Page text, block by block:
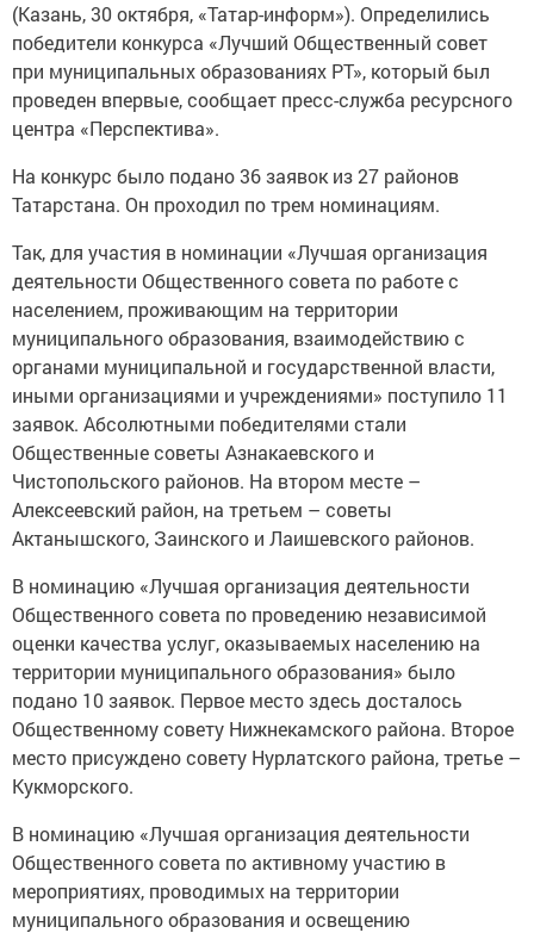
(Казань, 30 октября, «Татар-информ»). Определились
победители конкурса «Лучший Общественный совет
при муниципальных образованиях РТ», который был
проведен впервые, сообщает пресс-служба ресурсного
центра «Перспектива».
На конкурс было подано 36 заявок из 27 районов
Татарстана. Он проходил по трем номинациям.
Так, для участия в номинации «Лучшая организация
деятельности Общественного совета по работе с
населением, проживающим на территории
муниципального образования, взаимодействию с
органами муниципальной и государственной власти,
иными организациями и учреждениями» поступило 11
заявок. Абсолютными победителями стали
Общественные советы Азнакаевского и
Чистопольского районов. На втором месте –
Алексеевский район, на третьем – советы
Актанышского, Заинского и Лаишевского районов.
В номинацию «Лучшая организация деятельности
Общественного совета по проведению независимой
оценки качества услуг, оказываемых населению на
территории муниципального образования» было
подано 10 заявок. Первое место здесь досталось
Общественному совету Нижнекамского района. Второе
место присуждено совету Нурлатского района, третье –
Кукморского.
В номинацию «Лучшая организация деятельности
Общественного совета по активному участию в
мероприятиях, проводимых на территории
муниципального образования и освещению